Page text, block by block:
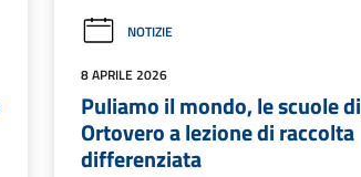
NOTIZIE
8 APRILE 2026
Puliamo il mondo, le scuole di
Ortovero a lezione di raccolta
differenziata